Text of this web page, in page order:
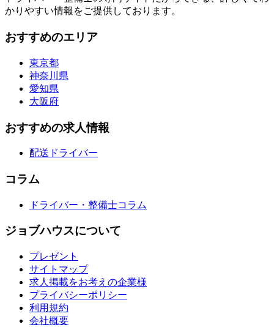
かりやすい情報をご提供しております。
おすすめのエリア
東京都
神奈川県
愛知県
大阪府
おすすめの求人情報
配送ドライバー
コラム
ドライバー・整備士コラム
ジョブハウスについて
プレゼント
サイトマップ
求人掲載をお考えの企業様
プライバシーポリシー
利用規約
会社概要